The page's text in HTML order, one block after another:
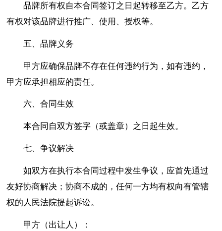
品牌所有权自本合同签订之日起转移至乙方。乙方
有权对该品牌进行推广、使用、授权等。
五、品牌义务
甲方应确保品牌不存在任何违约行为，如有违约，
甲方应承担相应的责任。
六、合同生效
本合同自双方签字（或盖章）之日起生效。
七、争议解决
如双方在执行本合同过程中发生争议，应首先通过
友好协商解决；协商不成的，任何一方均有权向有管辖
权的人民法院提起诉讼。
甲方（出让人）：